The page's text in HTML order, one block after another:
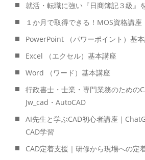
就活・転職に強い『日商簿記３級』
１か月で取得できる！MOS資格講座
PowerPoint （パワーポイント）基
Excel （エクセル）基本講座
Word （ワード）基本講座
行政書士・士業・専門業務のための
Jw_cad・AutoCAD
AI先生と学ぶCAD初心者講座｜
CAD学習
CAD定着支援｜研修から現場への定